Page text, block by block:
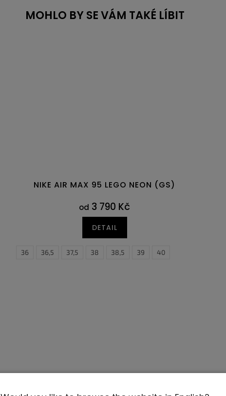
MOHLO BY SE VÁM TAKÉ LÍBIT
47,5
NIKE AIR MAX 95 LEGO NEON (GS)
od 3 790 Kč
DETAIL
36 36,5 37,5 38 38,5 39 40